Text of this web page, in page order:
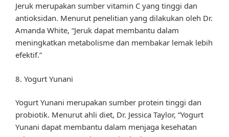
Jeruk merupakan sumber vitamin C yang tinggi dan
antioksidan. Menurut penelitian yang dilakukan oleh Dr.
Amanda White, “Jeruk dapat membantu dalam
meningkatkan metabolisme dan membakar lemak lebih
efektif.”
8. Yogurt Yunani
Yogurt Yunani merupakan sumber protein tinggi dan
probiotik. Menurut ahli diet, Dr. Jessica Taylor, “Yogurt
Yunani dapat membantu dalam menjaga kesehatan